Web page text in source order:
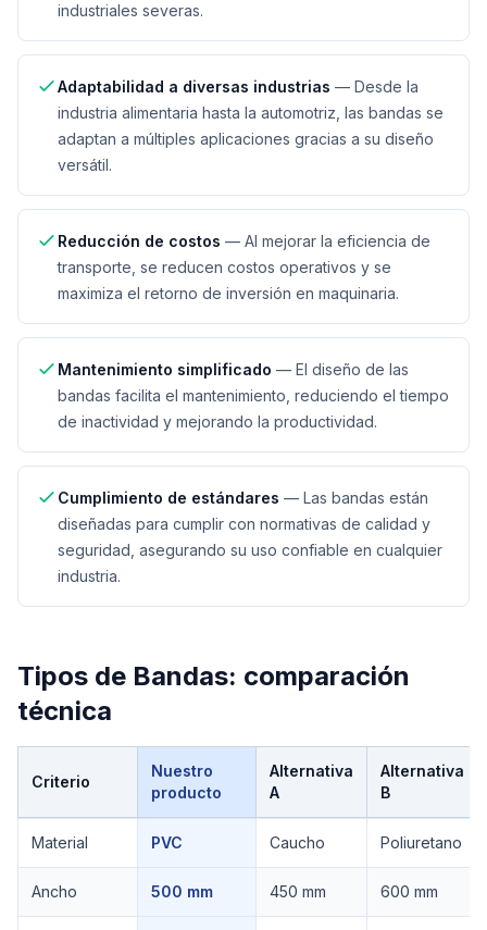
industriales severas.
Adaptabilidad a diversas industrias — Desde la
industria alimentaria hasta la automotriz, las bandas se
adaptan a múltiples aplicaciones gracias a su diseño
versátil.
Reducción de costos — Al mejorar la eficiencia de
transporte, se reducen costos operativos y se
maximiza el retorno de inversión en maquinaria.
Mantenimiento simplificado — El diseño de las
bandas facilita el mantenimiento, reduciendo el tiempo
de inactividad y mejorando la productividad.
Cumplimiento de estándares — Las bandas están
diseñadas para cumplir con normativas de calidad y
seguridad, asegurando su uso confiable en cualquier
industria.
Tipos de Bandas: comparación
técnica
Criterio
Nuestro
producto
Alternativa
A
Alternativa
B
Material PVC Caucho Poliuretano
Ancho 500 mm 450 mm 600 mm